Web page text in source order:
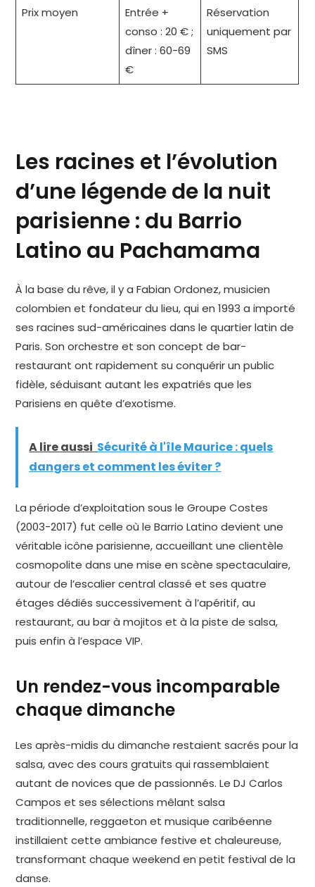
Prix moyen
Entrée +
conso : 20 € ;
dîner : 60-69
€
Réservation
uniquement par
SMS
Les racines et l’évolution
d’une légende de la nuit
parisienne : du Barrio
Latino au Pachamama
À la base du rêve, il y a Fabian Ordonez, musicien
colombien et fondateur du lieu, qui en 1993 a importé
ses racines sud-américaines dans le quartier latin de
Paris. Son orchestre et son concept de bar-
restaurant ont rapidement su conquérir un public
fidèle, séduisant autant les expatriés que les
Parisiens en quête d’exotisme.
A lire aussi Sécurité à l'île Maurice : quels
dangers et comment les éviter ?
La période d’exploitation sous le Groupe Costes
(2003-2017) fut celle où le Barrio Latino devient une
véritable icône parisienne, accueillant une clientèle
cosmopolite dans une mise en scène spectaculaire,
autour de l’escalier central classé et ses quatre
étages dédiés successivement à l’apéritif, au
restaurant, au bar à mojitos et à la piste de salsa,
puis enfin à l’espace VIP.
Un rendez-vous incomparable
chaque dimanche
Les après-midis du dimanche restaient sacrés pour la
salsa, avec des cours gratuits qui rassemblaient
autant de novices que de passionnés. Le DJ Carlos
Campos et ses sélections mêlant salsa
traditionnelle, reggaeton et musique caribéenne
instillaient cette ambiance festive et chaleureuse,
transformant chaque weekend en petit festival de la
danse.